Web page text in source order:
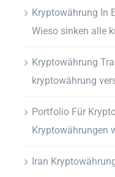
Kryptowährung In
Wieso sinken alle
Kryptowährung
kryptowährung
Portfolio Für
Kryptowährungen
Iran